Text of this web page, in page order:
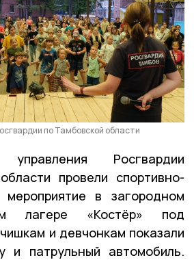
по Тамбовской области
управления Росгвардии
провели спортивно-
мероприятие в загородном
лагере «Костёр» под
и девчонкам показали
и патрульный автомобиль.